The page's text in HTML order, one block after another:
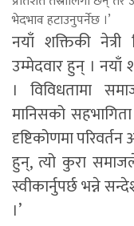
भेदभाव हटाउनुपर्नेछ ।’
नयाँ शक्तिकी
उम्मेदवार हुन् । नयाँ
। विविधतामा
मानिसको
दृष्टिकोणमा
हुन्, त्यो कुरा
स्वीकार्नुपर्छ भन्ने
।’